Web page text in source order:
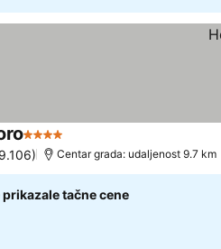
4 Zvezdice
Centar grada: udaljenost 9.7 km
tačne cene